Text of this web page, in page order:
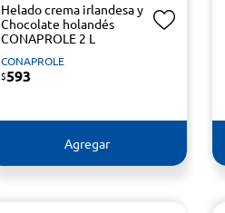
Helado crema irlandesa y
Chocolate holandés
CONAPROLE 2 L
CONAPROLE
$593
Agregar